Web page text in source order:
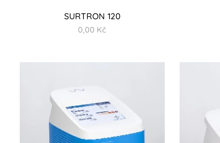
SURTRON 120
0,00 Kč